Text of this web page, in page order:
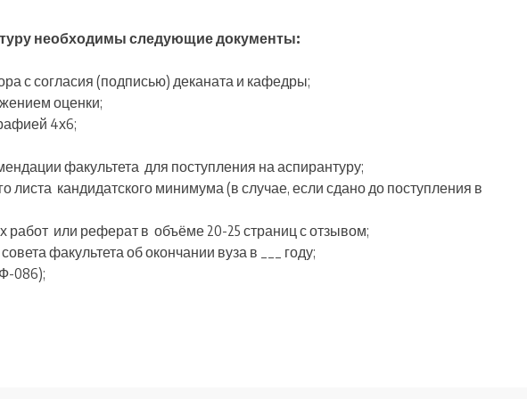
необходимы следующие документы:
с согласия (подписью) деканата и кафедры;
оценки;
4х6;
факультета для поступления на аспирантуру;
листа кандидатского минимума (в случае, если сдано до поступления в
работ или реферат в объёме 20-25 страниц с отзывом;
факультета об окончании вуза в ___ году;
086);